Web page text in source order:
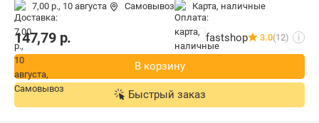
7,00 р., 10 августа Самовывоз карта, наличные
147,79р. fastshop 3.0(12) i
В корзину
Быстрый заказ